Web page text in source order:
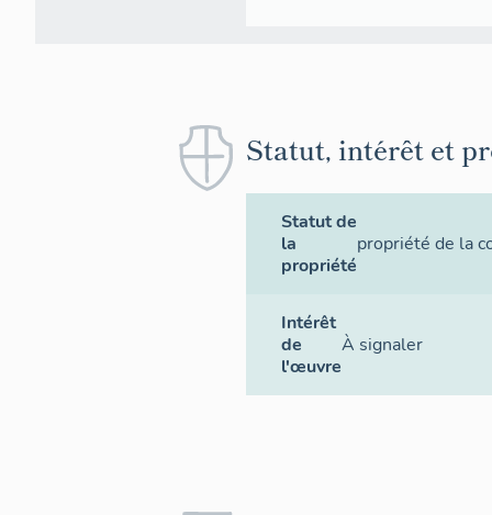
Statut, intérêt et
Statut de
la
propriété
propriété de la
Intérêt
de
l'œuvre
À signaler